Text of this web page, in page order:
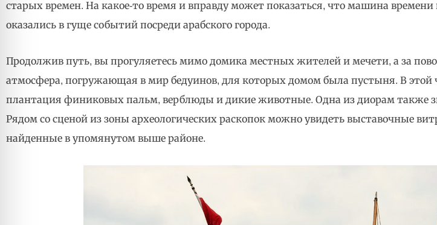
старых времен. На какое-то время и вправду может показаться, что машина времени
оказались в гуще событий посреди арабского города.
Продолжив путь, вы прогуляетесь мимо домика местных жителей и мечети, а за
атмосфера, погружающая в мир бедуинов, для которых домом была пустыня. В этой
плантация финиковых пальм, верблюды и дикие животные. Одна из диорам также
Рядом со сценой из зоны археологических раскопок можно увидеть выставочные
найденные в упомянутом выше районе.